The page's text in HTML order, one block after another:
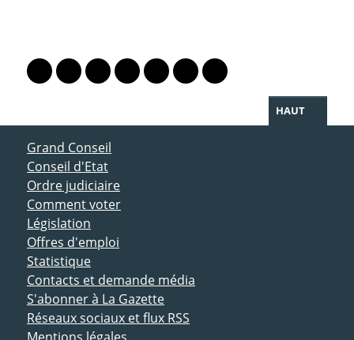
Lien vers le profil Mastodon
Lien vers le profil Bluesky
Lien vers le profil Instagram
Lien vers le profil Linkedin
Lien vers le profil Facebook
Lien vers le profil Twitter
Partager par WhatsApp
HAUT
ACCÈS DIRECT
Grand Conseil
Conseil d'Etat
Ordre judiciaire
Comment voter
Législation
Offres d'emploi
Statistique
Contacts et demande média
S'abonner à La Gazette
Réseaux sociaux et flux RSS